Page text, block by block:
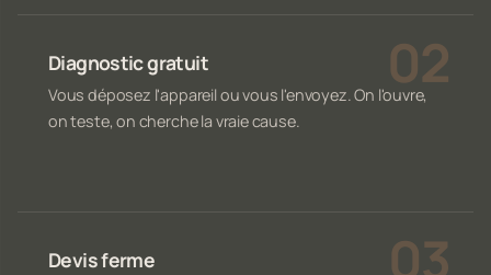
Diagnostic gratuit
Vous déposez l'appareil ou vous l'envoyez. On l'ouvre,
on teste, on cherche la vraie cause.
Devis ferme